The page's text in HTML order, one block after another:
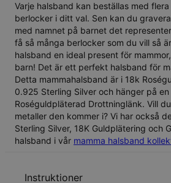
Varje halsband kan beställas med
berlocker i ditt val. Sen kan du
med namnet på barnet det
få så många berlocker som du vill så
halsband en ideal present för
barn! Det är ett perfekt halsband för
Detta mammahalsband är i 18k
0.925 Sterling Silver och hänger på en
Roséguldpläterad Drottninglänk. Vill
metaller den kommer i? Vi har också
Sterling Silver, 18K Guldplätering och
halsband i vår mamma halsband
Instruktioner